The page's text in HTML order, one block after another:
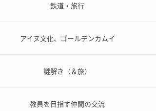
鉄道・旅行
アイヌ文化、ゴールデンカムイ
謎解き（＆旅）
教員を目指す仲間の交流